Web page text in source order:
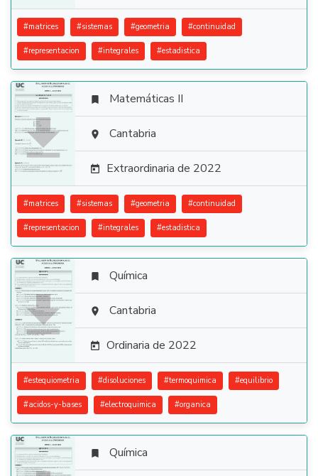
#matrices #sistemas #geometria #continuidad
#representacion #integrales #estadistica

 Matemáticas II
 Cantabria
 Extraordinaria de 2022
#matrices #sistemas #geometria #continuidad
#representacion #integrales #estadistica

 Química
 Cantabria
 Ordinaria de 2022
#estequiometria #disoluciones #termoquimica #equilibrio
#acidos-y-bases #electroquimica #organica
 Química